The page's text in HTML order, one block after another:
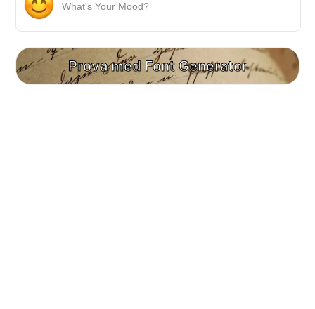
What's Your Mood?
Prova med Font Generator